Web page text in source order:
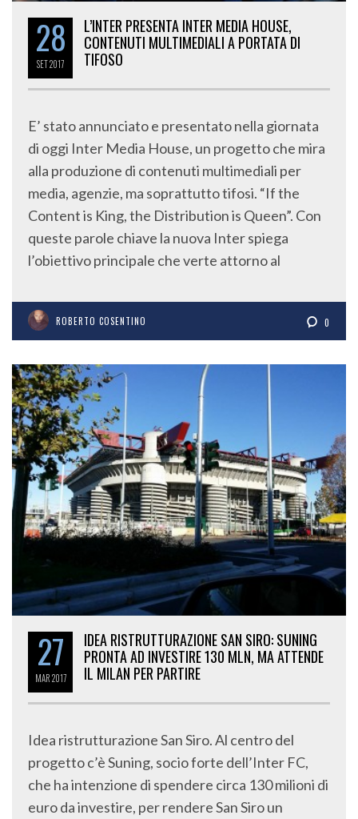
28
SET2017
L’INTER PRESENTA INTER MEDIA HOUSE,
CONTENUTI MULTIMEDIALI A PORTATA DI
TIFOSO
E’ stato annunciato e presentato nella giornata
di oggi Inter Media House, un progetto che mira
alla produzione di contenuti multimediali per
media, agenzie, ma soprattutto tifosi. “If the
Content is King, the Distribution is Queen”. Con
queste parole chiave la nuova Inter spiega
l’obiettivo principale che verte attorno al
ROBERTO COSENTINO 0
27
MAR2017
IDEA RISTRUTTURAZIONE SAN SIRO: SUNING
PRONTA AD INVESTIRE 130 MLN, MA ATTENDE
IL MILAN PER PARTIRE
Idea ristrutturazione San Siro. Al centro del
progetto c’è Suning, socio forte dell’Inter FC,
che ha intenzione di spendere circa 130 milioni di
euro da investire, per rendere San Siro un